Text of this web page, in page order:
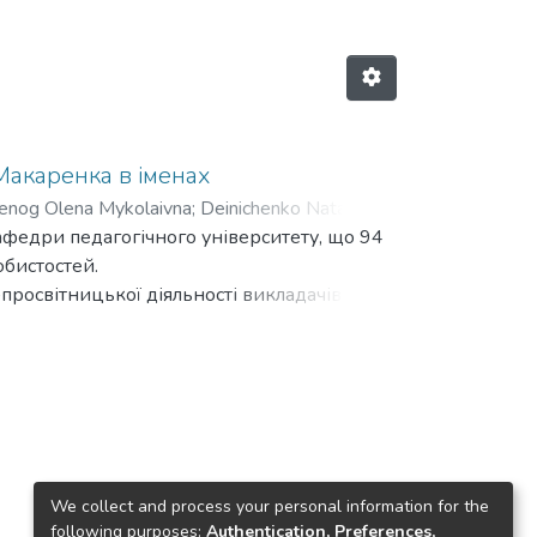
в іменах
Olena Mykolaivna; Deinichenko Nataliya
педагогічного університету, що 94
діяльності викладачів
We collect and process your personal information for the
following purposes: Authentication, Preferences,